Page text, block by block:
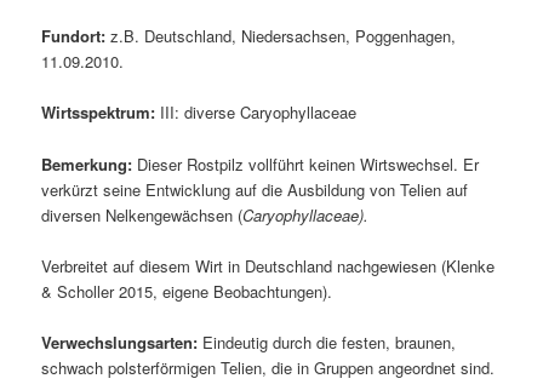
Fundort:z.B. Deutschland, Niedersachsen, Poggenhagen,
11.09.2010.
Wirtsspektrum: III: diverse Caryophyllaceae
Bemerkung: Dieser Rostpilz vollführt keinen Wirtswechsel. Er
verkürzt seine Entwicklung auf die Ausbildung von Telien auf
diversen Nelkengewächsen (Caryophyllaceae).
Verbreitet auf diesem Wirt in Deutschland nachgewiesen (Klenke
& Scholler 2015, eigene Beobachtungen).
Verwechslungsarten: Eindeutig durch die festen, braunen,
schwach polsterförmigen Telien, die in Gruppen angeordnet sind.